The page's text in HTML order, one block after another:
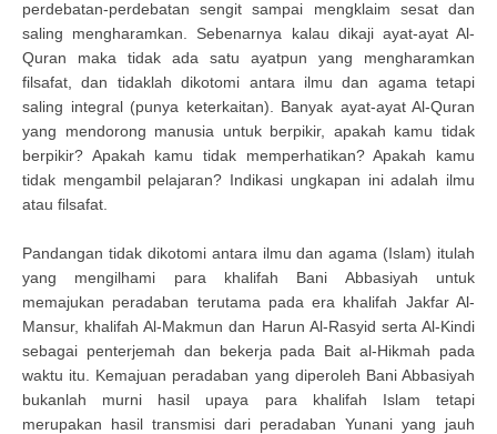
perdebatan-perdebatan sengit sampai mengklaim sesat dan
saling mengharamkan. Sebenarnya kalau dikaji ayat-ayat Al-
Quran maka tidak ada satu ayatpun yang mengharamkan
filsafat, dan tidaklah dikotomi antara ilmu dan agama tetapi
saling integral (punya keterkaitan). Banyak ayat-ayat Al-Quran
yang mendorong manusia untuk berpikir, apakah kamu tidak
berpikir? Apakah kamu tidak memperhatikan? Apakah kamu
tidak mengambil pelajaran? Indikasi ungkapan ini adalah ilmu
atau filsafat.
Pandangan tidak dikotomi antara ilmu dan agama (Islam) itulah
yang mengilhami para khalifah Bani Abbasiyah untuk
memajukan peradaban terutama pada era khalifah Jakfar Al-
Mansur, khalifah Al-Makmun dan Harun Al-Rasyid serta Al-Kindi
sebagai penterjemah dan bekerja pada Bait al-Hikmah pada
waktu itu. Kemajuan peradaban yang diperoleh Bani Abbasiyah
bukanlah murni hasil upaya para khalifah Islam tetapi
merupakan hasil transmisi dari peradaban Yunani yang jauh